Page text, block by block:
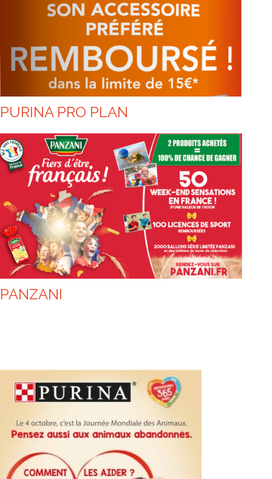
PURINA PRO PLAN
PANZANI